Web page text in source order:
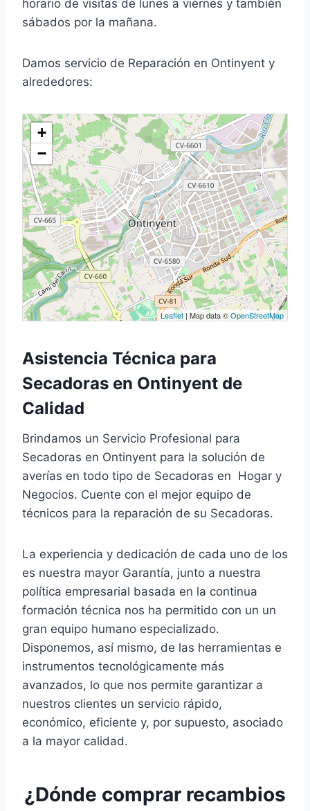
horario de visitas de lunes a viernes y también
sábados por la mañana.
Damos servicio de Reparación en Ontinyent y
alrededores:
+
−
Leaflet| Map data ©OpenStreetMap
Asistencia Técnica para
Secadoras en Ontinyent de
Calidad
Brindamos un Servicio Profesional para
Secadoras en Ontinyent para la solución de
averías en todo tipo de Secadoras en Hogar y
Negocios. Cuente con el mejor equipo de
técnicos para la reparación de su Secadoras.
La experiencia y dedicación de cada uno de los
es nuestra mayor Garantía, junto a nuestra
política empresarial basada en la continua
formación técnica nos ha permitido con un un
gran equipo humano especializado.
Disponemos, así mismo, de las herramientas e
instrumentos tecnológicamente más
avanzados, lo que nos permite garantizar a
nuestros clientes un servicio rápido,
económico, eficiente y, por supuesto, asociado
a la mayor calidad.
¿Dónde comprar recambios